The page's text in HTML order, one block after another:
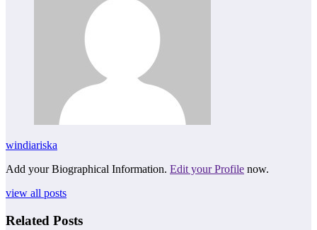
windiariska
Add your Biographical Information. Edit your Profile now.
view all posts
Related Posts